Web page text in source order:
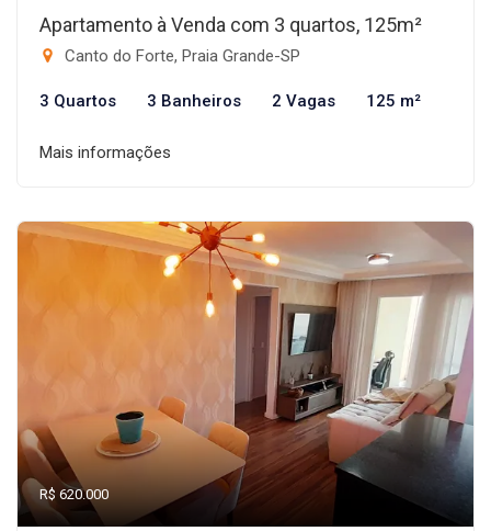
Apartamento à Venda com 3 quartos, 125m²
Canto do Forte, Praia Grande-SP
3 Quartos 3 Banheiros 2 Vagas 125 m²
Mais informações
R$ 620.000